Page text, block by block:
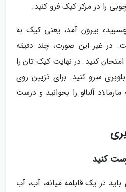
را در مرکز کیک فرو کنید.
بیرون آمد، یعنی کیک به
در غیر این صورت، چند دقیقه
کنید. در نهایت کیک تان را
سرو کنید. برای تزیین روی
آلبالو را بخوانید و درست
کنید
در یک قابلمه میانه، آب، آب